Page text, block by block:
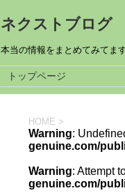
ネクストブログ
本当の情報をまとめてみてま
トップページ
HOME >
Warning:
genuine.com/
Warning: Attempt
genuine.com/